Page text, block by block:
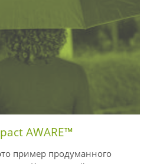
AWARE™
пример продуманного